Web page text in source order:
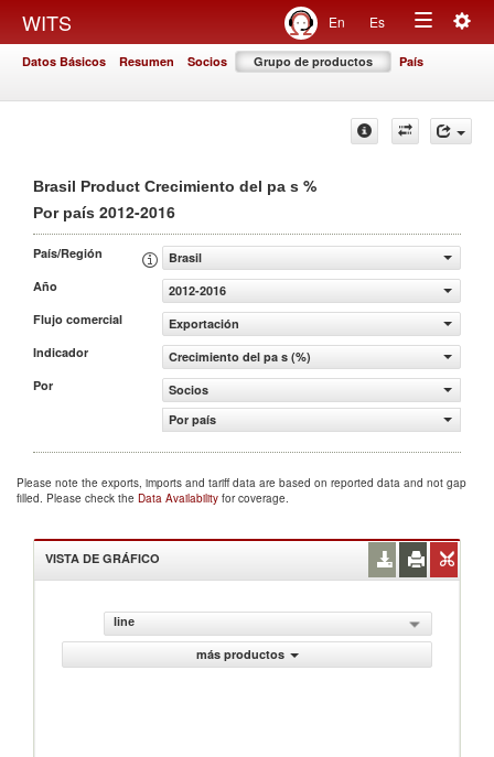
WITS En Es
Toggle
Datos Básicos Resumen Socios Grupo de productos País
Brasil Product Crecimiento del pa s %
Por país 2012-2016
País/Región
Brasil
Año
2012-2016
Flujo comercial
Exportación
Indicador
Crecimiento del pa s (%)
Por
Socios
Por país
Please note the exports, imports and tariff data are based on reported data and not gap
filled. Please check the Data Availability for coverage.
VISTA DE GRÁFICO
line
más productos